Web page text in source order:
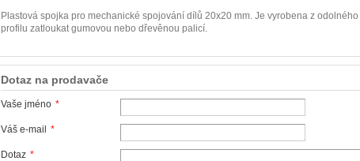
Plastová spojka pro mechanické spojování dílů 20x20 mm. Je vyrobena z
profilu zatloukat gumovou nebo dřevěnou palicí.
Dotaz na prodavače
Vaše jméno *
Váš e-mail *
Dotaz *